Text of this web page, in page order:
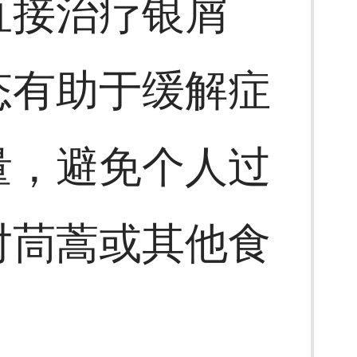
治疗银屑
助于缓解症
避免个人过
蒿或其他食